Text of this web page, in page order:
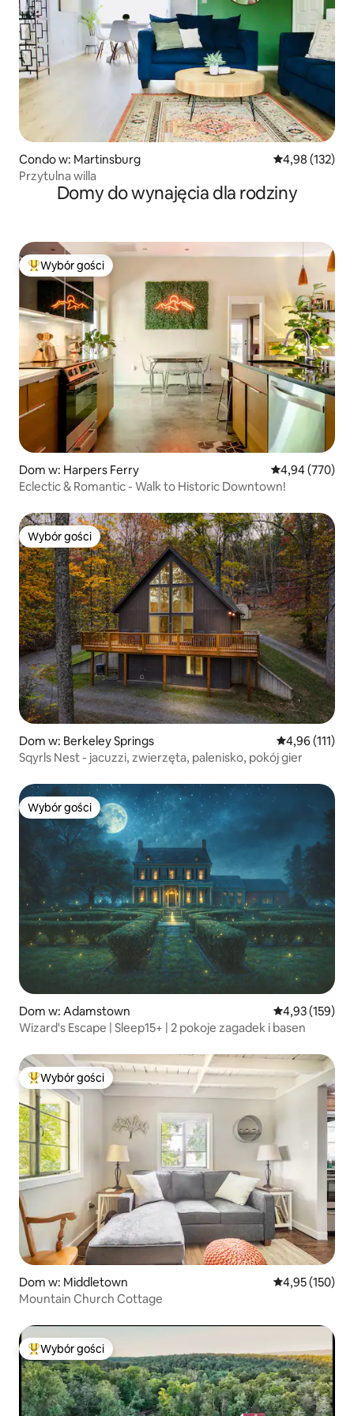
Condo w: Martinsburg Średnia
4,98 (132)
Przytulna willa
Domy do wynajęcia dla rodziny
Najpopularniejsze z kategorii Wybór gości
Wybór gości
Dom w: Harpers Ferry Średnia
4,94 (770)
Eclectic & Romantic - Walk to Historic Downtown!
Wybór gości
Wybór gości
Dom w: Berkeley Springs Średnia
4,96 (111)
Sqyrls Nest - jacuzzi, zwierzęta, palenisko, pokój gier
Wybór gości
Wybór gości
Dom w: Adamstown Średnia
4,93 (159)
Wizard's Escape | Sleep15+ | 2 pokoje zagadek i basen
Najpopularniejsze z kategorii Wybór gości
Wybór gości
Dom w: Middletown Średnia
4,95 (150)
Mountain Church Cottage
Najpopularniejsze z kategorii Wybór gości
Wybór gości